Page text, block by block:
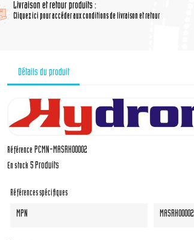
Livraison et retour produits :
Cliquez ici pour accéder aux conditions de livraison et retour
Détails du produit
Référence PCMN-MASRH00002
En stock5 Produits
Références spécifiques
MPN MASRH00002